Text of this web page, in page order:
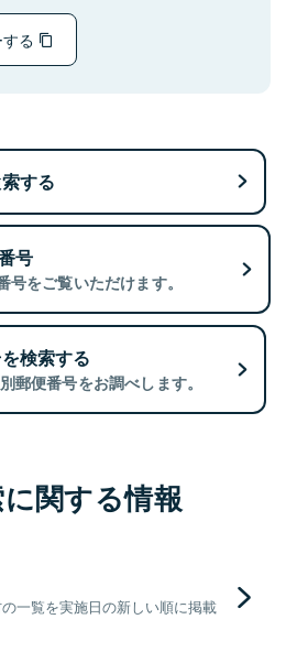
る
する
号
をご覧いただけます。
検索する
郵便番号をお調べします。
関する情報
一覧を実施日の新しい順に掲載